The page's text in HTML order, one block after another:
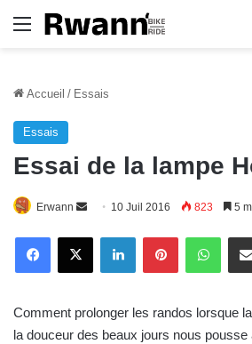
Menu
Accueil / Essais
Essais
Essai de la lampe
Erwann
o
e
r
10 Juil 2016 823 5
Comment prolonger les randos lorsque
la douceur des beaux jours nous